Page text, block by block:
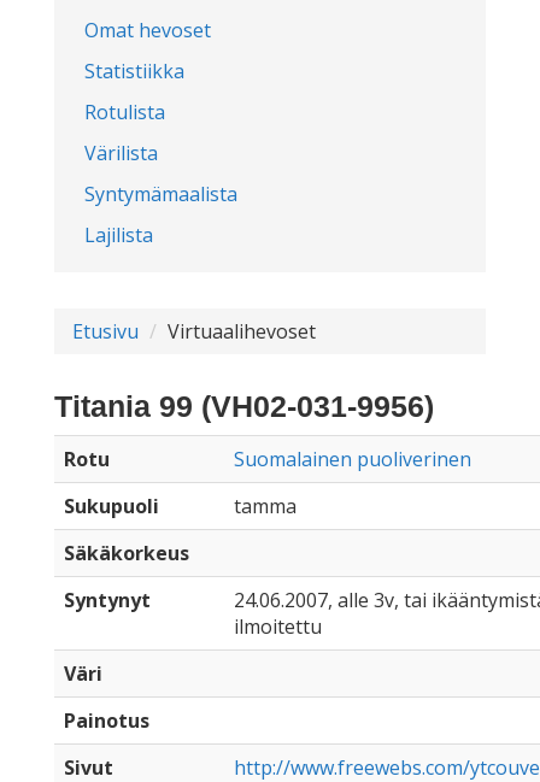
Omat hevoset
Statistiikka
Rotulista
Värilista
Syntymämaalista
Lajilista
Etusivu Virtuaalihevoset
Titania 99 (VH02-031-9956)
Rotu
Suomalainen puoliverinen
Sukupuoli
tamma
Säkäkorkeus
Syntynyt
24.06.2007, alle 3v, tai
ilmoitettu
Väri
Painotus
Sivut
http://www.freewebs.com/